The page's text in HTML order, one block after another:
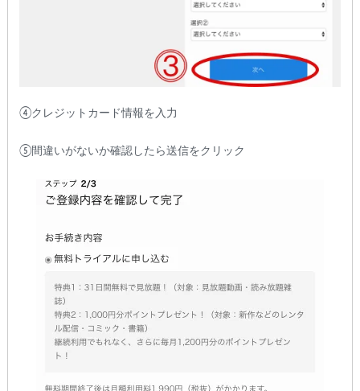
④クレジットカード情報を入力
⑤間違いがないか確認したら送信をクリック